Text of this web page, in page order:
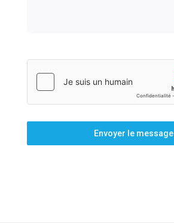
Envoyer le message